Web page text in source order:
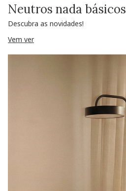
Neutros nada básicos
Descubra as novidades!
Vem ver